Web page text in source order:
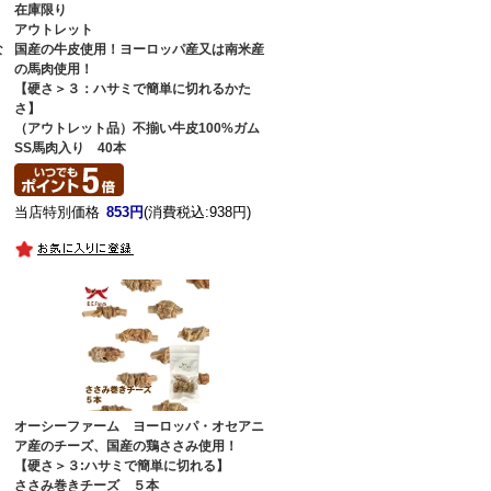
在庫限り
アウトレット
国産の牛皮使用！ヨーロッパ産又は南米産
の馬肉使用！
【硬さ＞３：ハサミで簡単に切れるかた
さ】
（アウトレット品）不揃い牛皮100%ガム
SS馬肉入り 40本
当店特別価格 853円(消費税込:938円)
オーシーファーム ヨーロッパ・オセアニ
ア産のチーズ、国産の鶏ささみ使用！
【硬さ＞３:ハサミで簡単に切れる】
ささみ巻きチーズ ５本